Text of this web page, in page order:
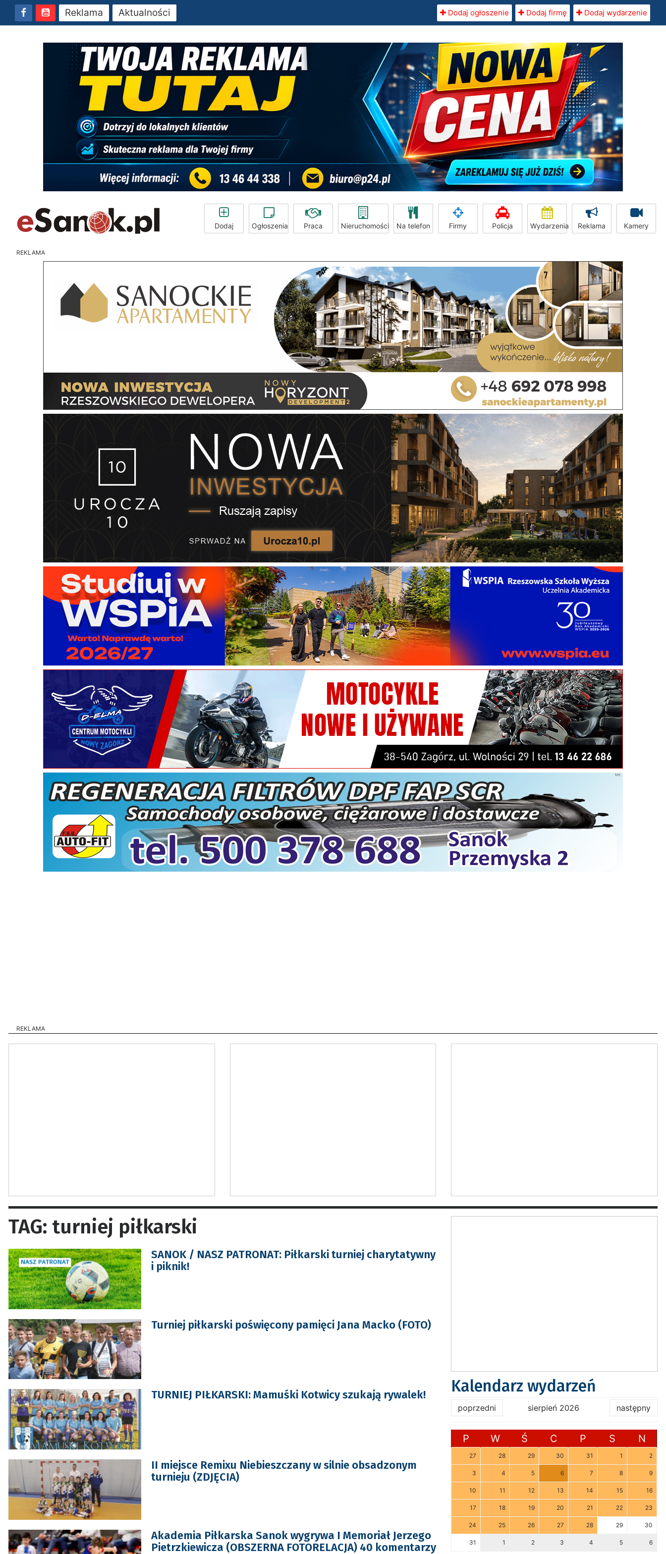
Reklama Aktualności Dodaj ogłoszenie Dodaj firmę Dodaj wydarzenie
Dodaj Ogłoszenia Praca Nieruchomości Na telefon Firmy Policja Wydarzenia Reklama Kamery
REKLAMA
REKLAMA
TAG: turniej piłkarski
SANOK / NASZ PATRONAT: Piłkarski turniej charytatywny
i piknik!
Turniej piłkarski poświęcony pamięci Jana Macko (FOTO)
TURNIEJ PIŁKARSKI: Mamuśki Kotwicy szukają rywalek!
II miejsce Remixu Niebieszczany w silnie obsadzonym
turnieju (ZDJĘCIA)
Akademia Piłkarska Sanok wygrywa I Memoriał Jerzego
Pietrzkiewicza (OBSZERNA FOTORELACJA) 40 komentarzy
Kalendarz wydarzeń
poprzedni sierpień 2026 następny
P W Ś C P S N
27 28 29 30 31 1 2
3 4 5 6 7 8 9
10 11 12 13 14 15 16
17 18 19 20 21 22 23
24 25 26 27 28 29 30
31 1 2 3 4 5 6